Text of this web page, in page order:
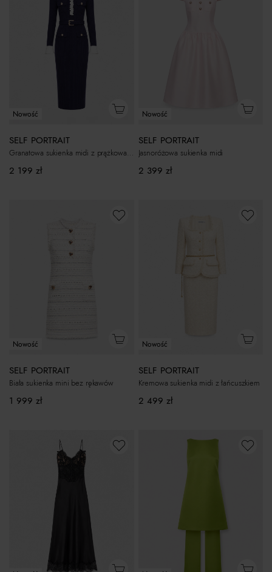
Nowość
SELF PORTRAIT
Granatowa sukienka midi z prążkowanej dzianiny
2 199 zł
Nowość
SELF PORTRAIT
Jasnoróżowa sukienka midi
2 399 zł
Nowość
SELF PORTRAIT
Biała sukienka mini bez rękawów
1 999 zł
Nowość
SELF PORTRAIT
Kremowa sukienka midi z łańcuszkiem
2 499 zł